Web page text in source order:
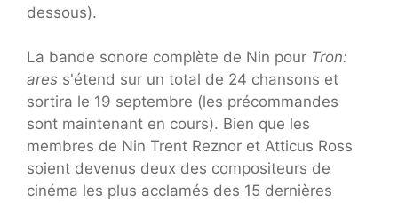
dessous).
La bande sonore complète de Nin pour Tron:
ares s'étend sur un total de 24 chansons et
sortira le 19 septembre (les précommandes
sont maintenant en cours). Bien que les
membres de Nin Trent Reznor et Atticus Ross
soient devenus deux des compositeurs de
cinéma les plus acclamés des 15 dernières